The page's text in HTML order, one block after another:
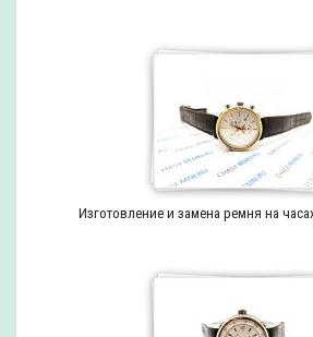
Изготовление и замена ремня на